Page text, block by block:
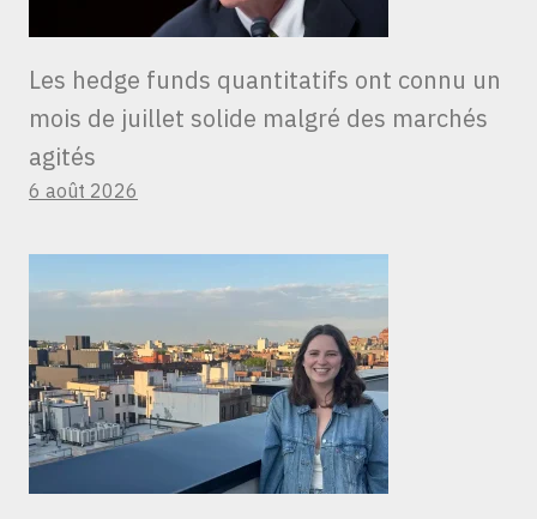
Les hedge funds quantitatifs ont connu un
mois de juillet solide malgré des marchés
agités
6 août 2026